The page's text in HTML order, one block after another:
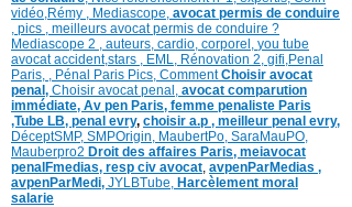
vidéo, Rémy Mediascope, avocat permis de conduire
pics
meilleurs avocat permis de conduire ?
Mediascope 2 , auteurs, cardio, corporel, you tube
avocat accident,stars EML, Rénovation 2 gifi, Penal
Paris,
Pénal Paris Pics, CommentChoisir avocat
penal, Choisir avocat penal, avocat comparution
immédiate, Av pen Paris, femme penaliste Paris
,Tube LB, penal evry, choisir a.p , meilleur penal evry,
DéceptSMP, SMPOrigin, MaubertPo, SaraMauPO,
Mauberpro2 Droit des affaires Paris, meiavocat
penalFmedias, resp civ avocat avpenParMedias ,
avpenParMedi, JYLBTube, Harcèlement moral
salarie